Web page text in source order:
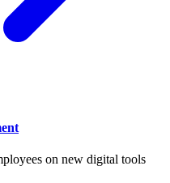
on new digital tools